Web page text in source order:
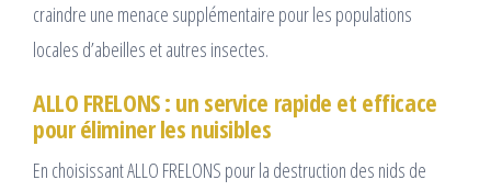
craindre une menace supplémentaire pour les populations
locales d’abeilles et autres insectes.
ALLO FRELONS : un service rapide et efficace
pour éliminer les nuisibles
En choisissant ALLO FRELONS pour la destruction des nids de